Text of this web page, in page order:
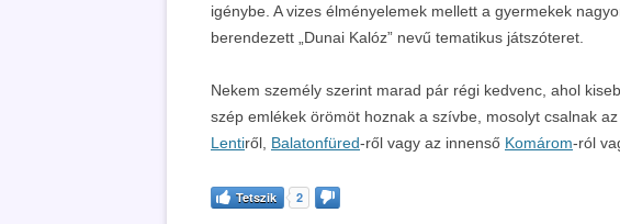
igénybe. A vizes élményelemek mellett a gyermekek
berendezett „Dunai Kalóz” nevű tematikus játszóteret.
Nekem személy szerint marad pár régi kedvenc, ahol
szép emlékek örömöt hoznak a szívbe, mosolyt csalnak
Lentiről, Balatonfüred-ről vagy az innenső Komárom-ról
Tetszik 2